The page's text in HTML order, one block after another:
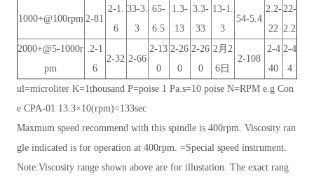
1000+@100rpm 2-81
2-1.
6
33-3.
3
65-
6.5
1.3-
13
3.3-
33
13-1.
3
54-5.4
2.2-
22
22-
2.2
2000+@5-1000r
pm
.2-1
6
2-32 2-66
2-13
0
2-26
0
2-26
0
2月2
6日
2-108
2-4
40
2-4
4
ul=microliter K=1thousand P=poise 1 Pa.s=10 poise N=RPM e.g Con
e CPA-01 13.3×10(rpm)=133sec
Maxmum speed recommend with this spindle is 400rpm. Viscosity ran
gle indicated is for operation at 400rpm. =Special speed instrument.
Note:Viscosity range shown above are for illustation. The exact rang